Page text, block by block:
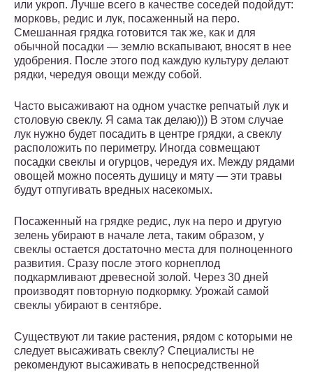
или укроп. Лучше всего в качестве соседей подойдут:
морковь, редис и лук, посаженный на перо.
Смешанная грядка готовится так же, как и для
обычной посадки — землю вскапывают, вносят в нее
удобрения. После этого под каждую культуру делают
рядки, чередуя овощи между собой.
Часто высаживают на одном участке репчатый лук и
столовую свеклу. Я сама так делаю))) В этом случае
лук нужно будет посадить в центре грядки, а свеклу
расположить по периметру. Иногда совмещают
посадки свеклы и огурцов, чередуя их. Между рядами
овощей можно посеять душицу и мяту — эти травы
будут отпугивать вредных насекомых.
Посаженный на грядке редис, лук на перо и другую
зелень убирают в начале лета, таким образом, у
свеклы остается достаточно места для полноценного
развития. Сразу после этого корнеплод
подкармливают древесной золой. Через 30 дней
производят повторную подкормку. Урожай самой
свеклы убирают в сентябре.
Существуют ли такие растения, рядом с которыми не
следует высаживать свеклу? Специалисты не
рекомендуют высаживать в непосредственной